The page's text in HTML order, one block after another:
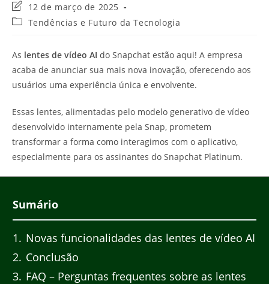
Última
modificação
12 de março de 2025
Categoria
Tendências e Futuro da Tecnologia
As lentes de vídeo AI do Snapchat estão aqui! A empresa
acaba de anunciar sua mais nova inovação, oferecendo aos
usuários uma experiência única e envolvente.
Essas lentes, alimentadas pelo modelo generativo de vídeo
desenvolvido internamente pela Snap, prometem
transformar a forma como interagimos com o aplicativo,
especialmente para os assinantes do Snapchat Platinum.
Sumário
1
Novas funcionalidades das lentes de vídeo AI
2 Conclusão
3 FAQ – Perguntas frequentes sobre as lentes